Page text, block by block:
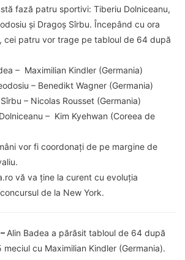
fază patru sportivi: Tiberiu Dolniceanu,
și Dragoș Sîrbu. Începând cu ora
cei patru vor trage pe tabloul de 64 după
– Maximilian Kindler (Germania)
– Benedikt Wagner (Germania)
– Nicolas Rousset (Germania)
– Kim Kyehwan (Coreea de
vor fi coordonați de pe margine de
vă va ține la curent cu evoluția
de la New York.
Alin Badea a părăsit tabloul de 64 după
cu Maximilian Kindler (Germania).